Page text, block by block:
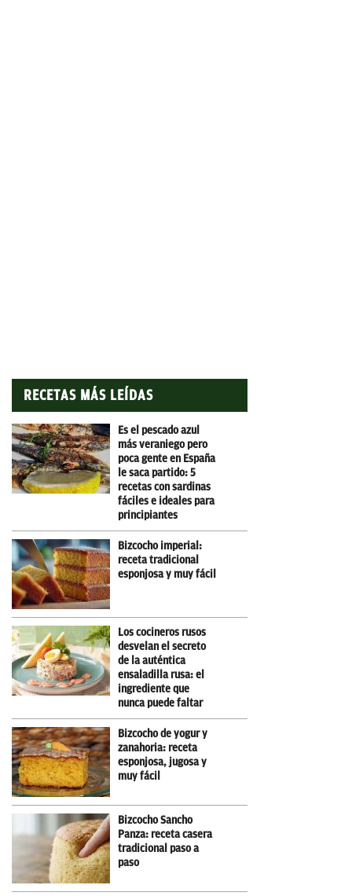
RECETAS MÁS LEÍDAS
Es el pescado azul
más veraniego pero
poca gente en España
le saca partido: 5
recetas con sardinas
fáciles e ideales para
principiantes
Bizcocho imperial:
receta tradicional
esponjosa y muy fácil
Los cocineros rusos
desvelan el secreto
de la auténtica
ensaladilla rusa: el
ingrediente que
nunca puede faltar
Bizcocho de yogur y
zanahoria: receta
esponjosa, jugosa y
muy fácil
Bizcocho Sancho
Panza: receta casera
tradicional paso a
paso